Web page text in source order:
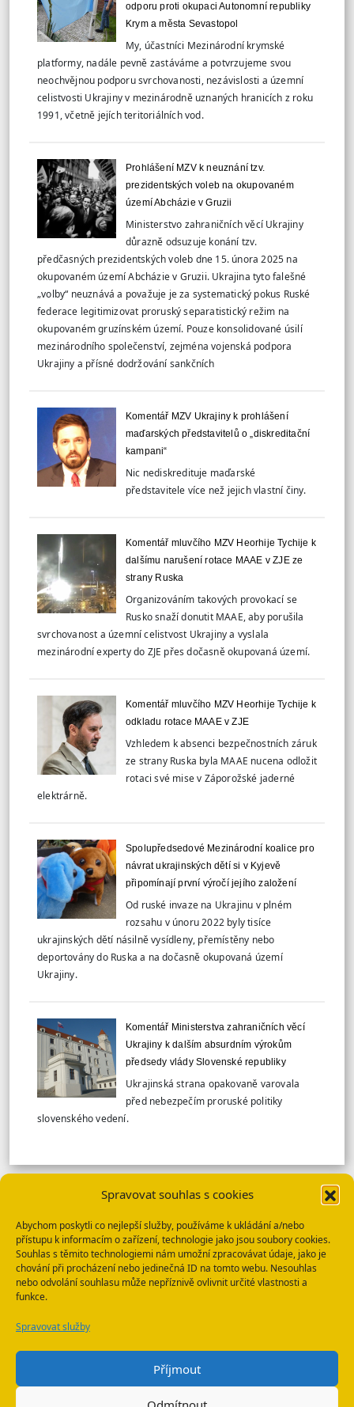
Spravovat souhlas s cookies
Abychom poskytli co nejlepší služby, používáme k ukládání a/nebo
přístupu k informacím o zařízení, technologie jako jsou soubory cookies.
Souhlas s těmito technologiemi nám umožní zpracovávat údaje, jako je
chování při procházení nebo jedinečná ID na tomto webu. Nesouhlas
nebo odvolání souhlasu může nepříznivě ovlivnit určité vlastnosti a
funkce.
Spravovat služby
Příjmout
odporu proti okupaci Autonomní republiky
Krym a města Sevastopol
My, účastníci Mezinárodní krymské
platformy, nadále pevně zastáváme a potvrzujeme svou
neochvějnou podporu svrchovanosti, nezávislosti a územní
celistvosti Ukrajiny v mezinárodně uznaných hranicích z roku
1991, včetně jejích teritoriálních vod.
Prohlášení MZV k neuznání tzv.
prezidentských voleb na okupovaném
území Abcházie v Gruzii
Ministerstvo zahraničních věcí Ukrajiny
důrazně odsuzuje konání tzv.
předčasných prezidentských voleb dne 15. února 2025 na
okupovaném území Abcházie v Gruzii. Ukrajina tyto falešné
„volby“ neuznává a považuje je za systematický pokus Ruské
federace legitimizovat proruský separatistický režim na
okupovaném gruzínském území. Pouze konsolidované úsilí
mezinárodního společenství, zejména vojenská podpora
Ukrajiny a přísné dodržování sankčních
Komentář MZV Ukrajiny k prohlášení
maďarských představitelů o „diskreditační
kampani“
Nic nediskredituje maďarské
představitele více než jejich vlastní činy.
Komentář mluvčího MZV Heorhije Tychije k
dalšímu narušení rotace MAAE v ZJE ze
strany Ruska
Organizováním takových provokací se
Rusko snaží donutit MAAE, aby porušila
svrchovanost a územní celistvost Ukrajiny a vyslala
mezinárodní experty do ZJE přes dočasně okupovaná území.
Komentář mluvčího MZV Heorhije Tychije k
odkladu rotace MAAE v ZJE
Vzhledem k absenci bezpečnostních záruk
ze strany Ruska byla MAAE nucena odložit
rotaci své mise v Záporožské jaderné
elektrárně.
Spolupředsedové Mezinárodní koalice pro
návrat ukrajinských dětí si v Kyjevě
připomínají první výročí jejího založení
Od ruské invaze na Ukrajinu v plném
rozsahu v únoru 2022 byly tisíce
ukrajinských dětí násilně vysídleny, přemístěny nebo
deportovány do Ruska a na dočasně okupovaná území
Ukrajiny.
Komentář Ministerstva zahraničních věcí
Ukrajiny k dalším absurdním výrokům
předsedy vlády Slovenské republiky
Ukrajinská strana opakovaně varovala
před nebezpečím proruské politiky
slovenského vedení.
VÍCE TISKOVÝCH ZPRÁV
SBU: HLEDANÉ OSOBY
WhatsApp
E-mail